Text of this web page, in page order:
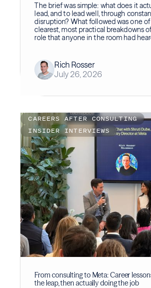
The brief was simple: what does it
lead, and to lead well, through
disruption? What followed was one
clearest, most practical breakdowns
role that anyone in the room had
Rich Rosser
July 26, 2026
From consulting to Meta: Career
the leap, then actually doing the job
CAREERS AFTER CONSULTING
INSIDER INTERVIEWS